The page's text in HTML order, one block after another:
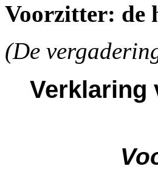
Voorzitter: de
(De
Verklaring